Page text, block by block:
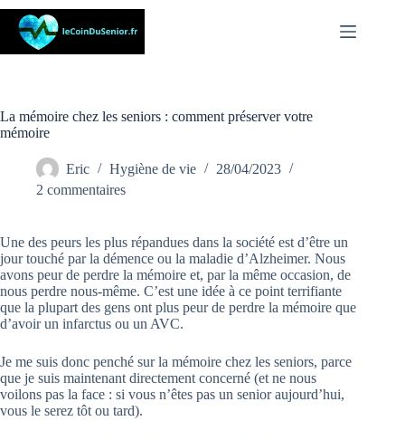
Passer
contenu
La mémoire chez les seniors : comment préserver votre
mémoire
Eric Hygiène de vie
28/04/2023
2 commentaires
Une des peurs les plus répandues dans la société est d’être un
jour touché par la démence ou la maladie d’Alzheimer. Nous
avons peur de perdre la mémoire et, par la même occasion, de
nous perdre nous-même. C’est une idée à ce point terrifiante
que la plupart des gens ont plus peur de perdre la mémoire que
d’avoir un infarctus ou un AVC.
Je me suis donc penché sur la mémoire chez les seniors, parce
que je suis maintenant directement concerné (et ne nous
voilons pas la face : si vous n’êtes pas un senior aujourd’hui,
vous le serez tôt ou tard).